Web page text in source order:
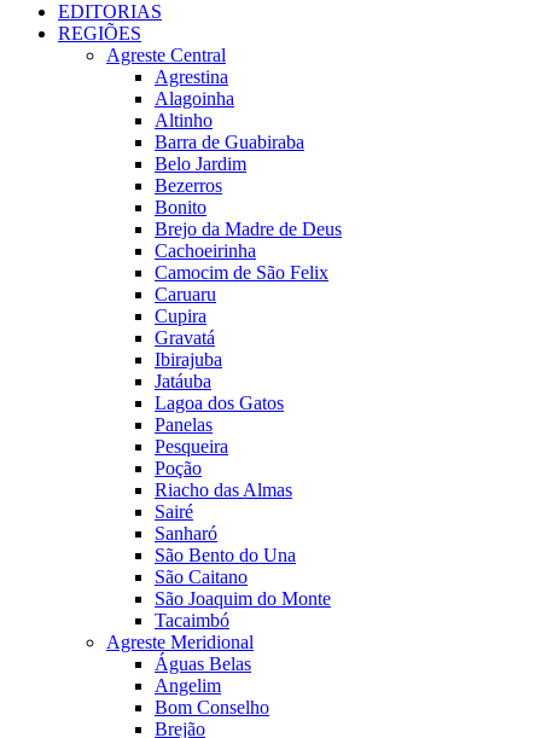
EDITORIAS
REGIÕES
Agreste Central
Agrestina
Alagoinha
Altinho
Barra de Guabiraba
Belo Jardim
Bezerros
Bonito
Brejo da Madre de Deus
Cachoeirinha
Camocim de São Felix
Caruaru
Cupira
Gravatá
Ibirajuba
Jatáuba
Lagoa dos Gatos
Panelas
Pesqueira
Poção
Riacho das Almas
Sairé
Sanharó
São Bento do Una
São Caitano
São Joaquim do Monte
Tacaimbó
Agreste Meridional
Águas Belas
Angelim
Bom Conselho
Brejão